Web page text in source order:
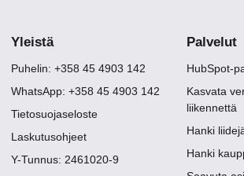
Yleistä
Puhelin: +358 45 4903 142
WhatsApp: +358 45 4903 142
Tietosuojaseloste
Laskutusohjeet
Y-Tunnus: 2461020-9
Palvelut
HubSpot-
Kasvata
liikennettä
Hanki
Hanki